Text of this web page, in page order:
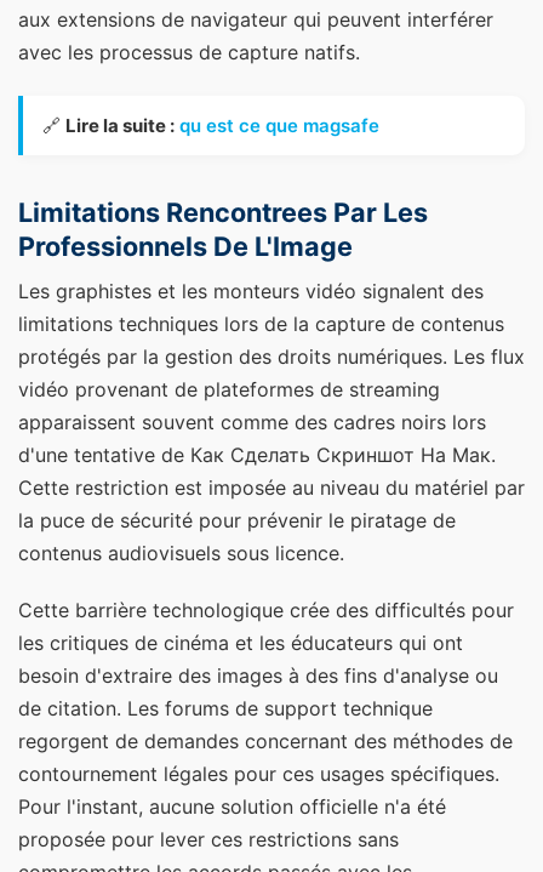
aux extensions de navigateur qui peuvent interférer
avec les processus de capture natifs.
🔗 Lire la suite : qu est ce que magsafe
Limitations Rencontrees Par Les
Professionnels De L'Image
Les graphistes et les monteurs vidéo signalent des
limitations techniques lors de la capture de contenus
protégés par la gestion des droits numériques. Les flux
vidéo provenant de plateformes de streaming
apparaissent souvent comme des cadres noirs lors
d'une tentative de Как Сделать Скриншот На Мак.
Cette restriction est imposée au niveau du matériel par
la puce de sécurité pour prévenir le piratage de
contenus audiovisuels sous licence.
Cette barrière technologique crée des difficultés pour
les critiques de cinéma et les éducateurs qui ont
besoin d'extraire des images à des fins d'analyse ou
de citation. Les forums de support technique
regorgent de demandes concernant des méthodes de
contournement légales pour ces usages spécifiques.
Pour l'instant, aucune solution officielle n'a été
proposée pour lever ces restrictions sans